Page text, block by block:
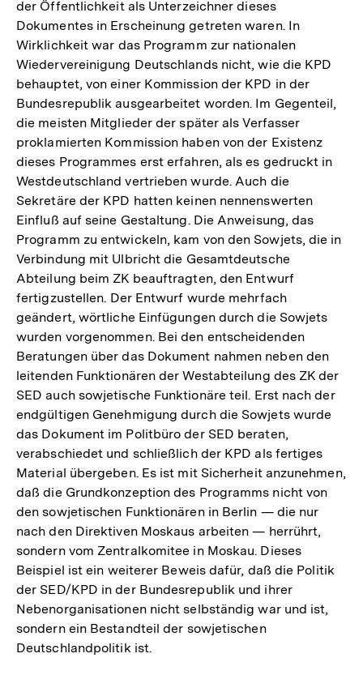
der Öffentlichkeit als Unterzeichner dieses
Dokumentes in Erscheinung getreten waren. In
Wirklichkeit war das Programm zur nationalen
Wiedervereinigung Deutschlands nicht, wie die KPD
behauptet, von einer Kommission der KPD in der
Bundesrepublik ausgearbeitet worden. Im Gegenteil,
die meisten Mitglieder der später als Verfasser
proklamierten Kommission haben von der Existenz
dieses Programmes erst erfahren, als es gedruckt in
Westdeutschland vertrieben wurde. Auch die
Sekretäre der KPD hatten keinen nennenswerten
Einfluß auf seine Gestaltung. Die Anweisung, das
Programm zu entwickeln, kam von den Sowjets, die in
Verbindung mit Ulbricht die Gesamtdeutsche
Abteilung beim ZK beauftragten, den Entwurf
fertigzustellen. Der Entwurf wurde mehrfach
geändert, wörtliche Einfügungen durch die Sowjets
wurden vorgenommen. Bei den entscheidenden
Beratungen über das Dokument nahmen neben den
leitenden Funktionären der Westabteilung des ZK der
SED auch sowjetische Funktionäre teil. Erst nach der
endgültigen Genehmigung durch die Sowjets wurde
das Dokument im Politbüro der SED beraten,
verabschiedet und schließlich der KPD als fertiges
Material übergeben. Es ist mit Sicherheit anzunehmen,
daß die Grundkonzeption des Programms nicht von
den sowjetischen Funktionären in Berlin — die nur
nach den Direktiven Moskaus arbeiten — herrührt,
sondern vom Zentralkomitee in Moskau. Dieses
Beispiel ist ein weiterer Beweis dafür, daß die Politik
der SED/KPD in der Bundesrepublik und ihrer
Nebenorganisationen nicht selbständig war und ist,
sondern ein Bestandteil der sowjetischen
Deutschlandpolitik ist.